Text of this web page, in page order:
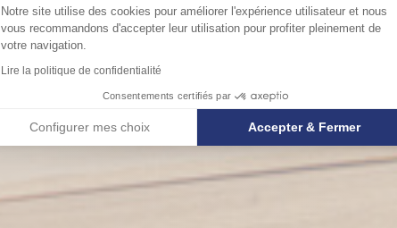
Plateforme de Gestion du
Notre site utilise des cookies pour améliorer l'expérience utilisateur et nous
vous recommandons d'accepter leur utilisation pour profiter pleinement de
votre navigation.
Lire la politique de confidentialité
Consentements certifiés par
Configurer mes choix Accepter & Fermer
Axeptio consent